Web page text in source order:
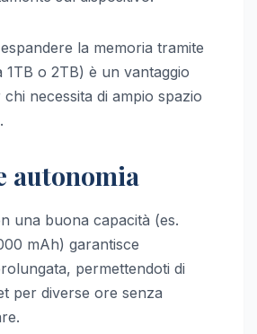
la memoria tramite
1TB o 2TB) è un vantaggio
necessita di ampio spazio
autonomia
una buona capacità (es.
mAh) garantisce
permettendoti di
per diverse ore senza